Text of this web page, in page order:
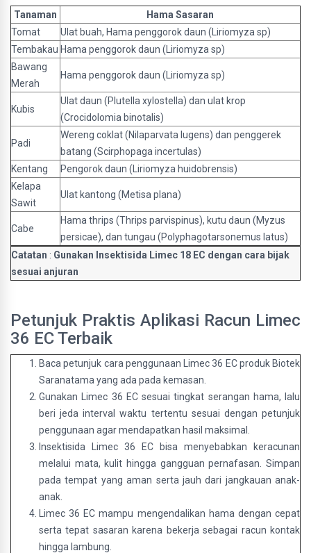
Tanaman
Hama Sasaran
Tomat
Ulat buah, Hama penggorok daun (Liriomyza sp)
Tembakau Hama penggorok daun (Liriomyza sp)
Bawang
Merah
Hama penggorok daun (Liriomyza sp)
Kubis
Ulat daun (Plutella xylostella) dan ulat krop
(Crocidolomia binotalis)
Padi
Wereng coklat (Nilaparvata lugens) dan penggerek
batang (Scirphopaga incertulas)
Kentang
Pengorok daun (Liriomyza huidobrensis)
Kelapa
Sawit
Ulat kantong (Metisa plana)
Cabe
Hama thrips (Thrips parvispinus), kutu daun (Myzus
persicae), dan tungau (Polyphagotarsonemus latus)
Catatan : Gunakan Insektisida Limec 18 EC dengan cara bijak
sesuai anjuran
Petunjuk Praktis Aplikasi Racun Limec
36 EC Terbaik
Baca petunjuk cara penggunaan Limec 36 EC produk Biotek
Saranatama yang ada pada kemasan.
Gunakan Limec 36 EC sesuai tingkat serangan hama, lalu
beri jeda interval waktu tertentu sesuai dengan petunjuk
penggunaan agar mendapatkan hasil maksimal.
Insektisida Limec 36 EC bisa menyebabkan keracunan
melalui mata, kulit hingga gangguan pernafasan. Simpan
pada tempat yang aman serta jauh dari jangkauan anak-
anak.
Limec 36 EC mampu mengendalikan hama dengan cepat
serta tepat sasaran karena bekerja sebagai racun kontak
hingga lambung.